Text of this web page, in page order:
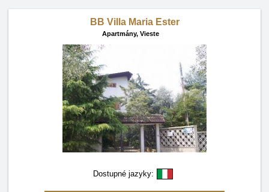
BB Villa Maria Ester
Apartmány, Vieste
Dostupné jazyky: